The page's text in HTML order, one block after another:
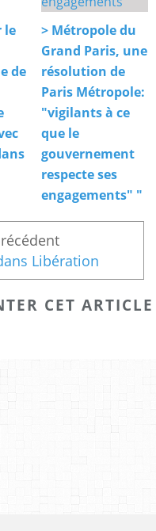
le
de
> Métropole du
Grand Paris, une
résolution de
Paris Métropole:
"vigilants à ce
que le
gouvernement
respecte ses
engagements" "
Libération
CET ARTICLE